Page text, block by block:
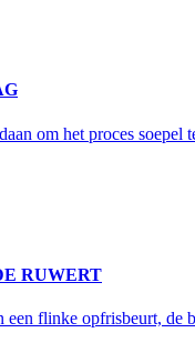
om het proces
RUWERT
een flinke opfrisbeurt, de